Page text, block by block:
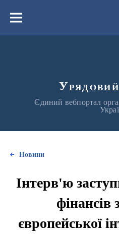
вмістуМеню
Єдиний вебпортал
Новини
Інтерв'ю
фінансів
європейської